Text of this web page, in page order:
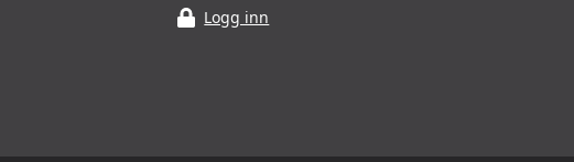
Logg inn